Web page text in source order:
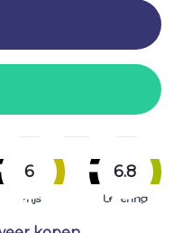
6
Prijs
6.8
Levering